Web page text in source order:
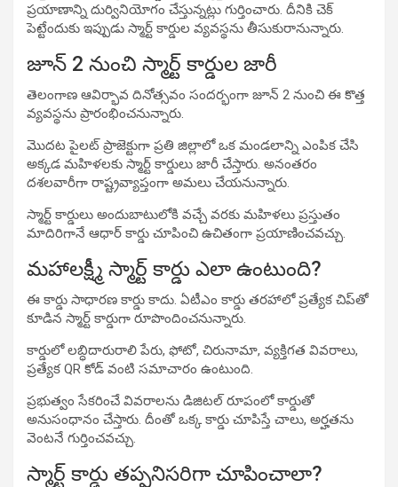
ప్రయాణాన్ని దుర్వినియోగం చేస్తున్నట్లు గుర్తించారు. దీనికి చెక్
పెట్టేందుకు ఇప్పుడు స్మార్ట్ కార్డుల వ్యవస్థను తీసుకురానున్నారు.
జూన్ 2 నుంచి స్మార్ట్ కార్డుల జారీ
తెలంగాణ ఆవిర్భావ దినోత్సవం సందర్భంగా జూన్ 2 నుంచి ఈ కొత్త
వ్యవస్థను ప్రారంభించనున్నారు.
మొదట పైలట్ ప్రాజెక్టుగా ప్రతి జిల్లాలో ఒక మండలాన్ని ఎంపిక చేసి
అక్కడ మహిళలకు స్మార్ట్ కార్డులు జారీ చేస్తారు. అనంతరం
దశలవారీగా రాష్ట్రవ్యాప్తంగా అమలు చేయనున్నారు.
స్మార్ట్ కార్డులు అందుబాటులోకి వచ్చే వరకు మహిళలు ప్రస్తుతం
మాదిరిగానే ఆధార్ కార్డు చూపించి ఉచితంగా ప్రయాణించవచ్చు.
మహాలక్ష్మీ స్మార్ట్ కార్డు ఎలా ఉంటుంది?
ఈ కార్డు సాధారణ కార్డు కాదు. ఏటీఎం కార్డు తరహాలో ప్రత్యేక చిప్‌తో
కూడిన స్మార్ట్ కార్డుగా రూపొందించనున్నారు.
కార్డులో లబ్ధిదారురాలి పేరు, ఫోటో, చిరునామా, వ్యక్తిగత వివరాలు,
ప్రత్యేక QR కోడ్ వంటి సమాచారం ఉంటుంది.
ప్రభుత్వం సేకరించే వివరాలను డిజిటల్ రూపంలో కార్డుతో
అనుసంధానం చేస్తారు. దీంతో ఒక్క కార్డు చూపిస్తే చాలు, అర్హతను
వెంటనే గుర్తించవచ్చు.
స్మార్ట్ కార్డు తప్పనిసరిగా చూపించాలా?